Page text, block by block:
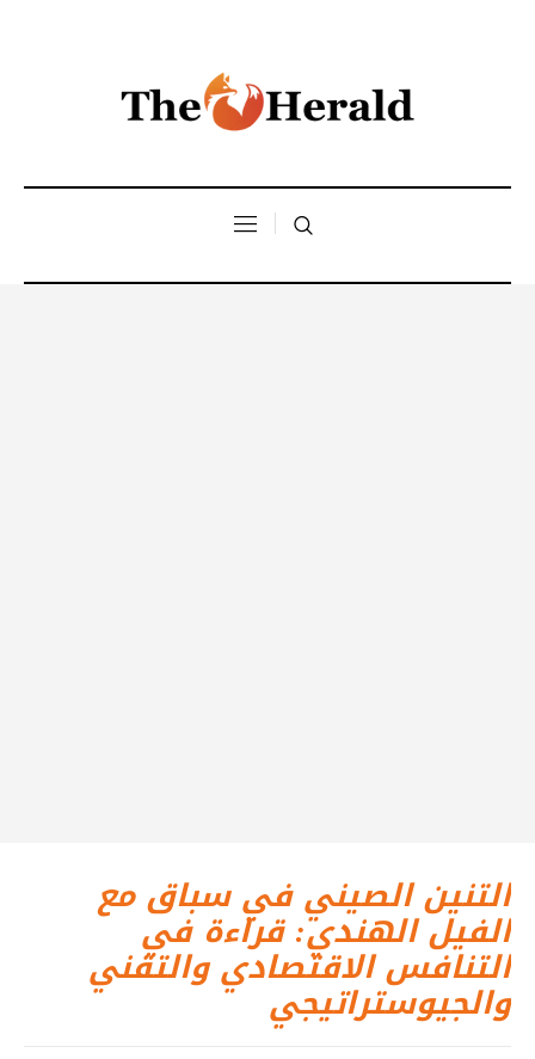
التنين الصيني في سباق مع
الفيل الهندي: قراءة في
التنافس الاقتصادي والتقني
والجيوستراتيجي